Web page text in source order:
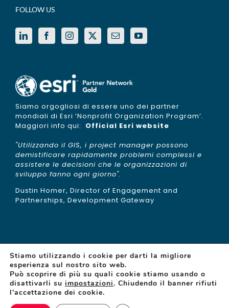
FOLLOW US
Siamo orgogliosi di essere uno dei partner
mondiali di Esri ‘Nonprofit Organization Program’.
Maggiori info qui: Official Esri website
"Utilizzando il GIS, i project manager possono
demistificare rapidamente problemi complessi e
assistere le decisioni che le organizzazioni di
sviluppo fanno ogni giorno".
Dustin Homer, Director of Engagement and
Partnerships, Development Gateway
© Copyright 2015 -2026 | gisAction is a brand of
TeamDev| N°REA: PG 255377 | Capitale sociale:
Stiamo utilizzando i cookie per darti la migliore
esperienza sul nostro sito web.
Può scoprire di più su quali cookie stiamo usando o
disattivarli su impostazioni. Chiudendo il banner rifiuti
l'accettazione dei cookie.